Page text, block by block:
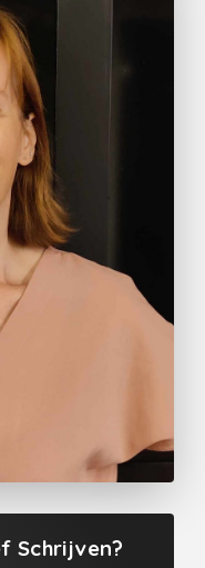
Schrijven?